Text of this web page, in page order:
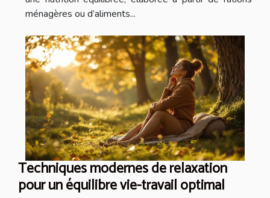
ménagères ou d’aliments...
Techniques modernes de relaxation
pour un équilibre vie-travail optimal